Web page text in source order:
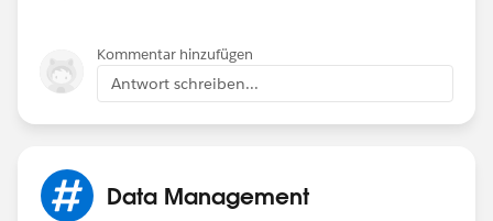
section.
6. check if its working now.
Kommentar hinzufügen
Antwort schreiben...
Data Management